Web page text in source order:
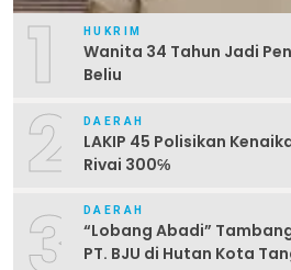
1 HUKRIM
Wanita 34 Tahun Jadi
Beliu
2 DAERAH
LAKIP 45 Polisikan
Rivai 300℅
3 DAERAH
“Lobang Abadi”
PT. BJU di Hutan Kota